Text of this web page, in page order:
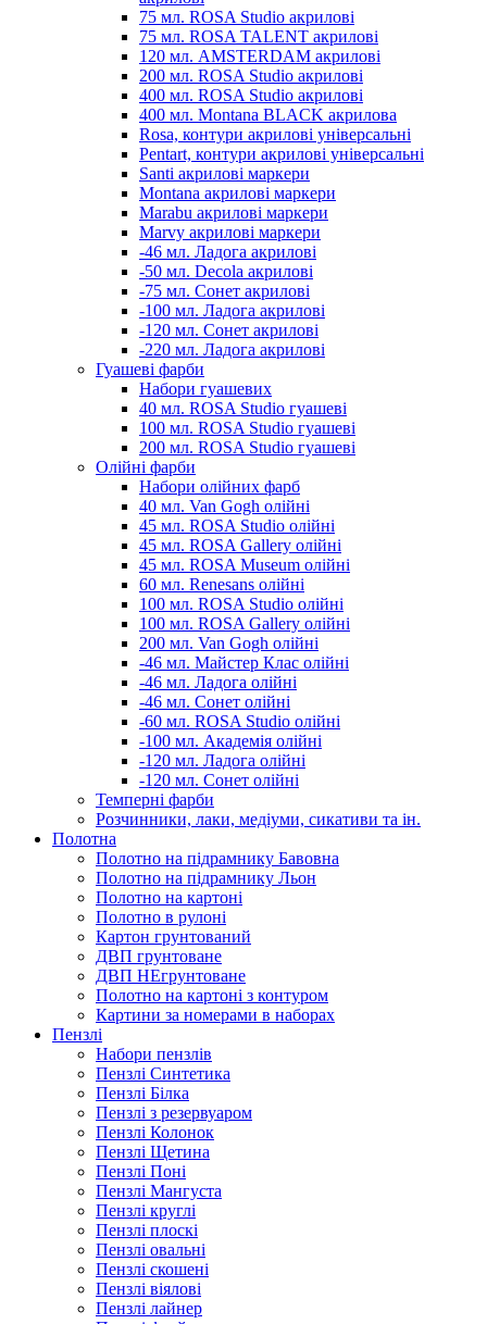
75 мл. ROSA Studio акрилові
75 мл. ROSA TALENT акрилові
120 мл. AMSTERDAM акрилові
200 мл. ROSA Studio акрилові
400 мл. ROSA Studio акрилові
400 мл. Montana BLACK акрилова
Rosa, контури акрилові універсальні
Pentart, контури акрилові універсальні
Santi акрилові маркери
Montana акрилові маркери
Marabu акрилові маркери
Marvy акрилові маркери
-46 мл. Ладога акрилові
-50 мл. Decola акрилові
-75 мл. Сонет акрилові
-100 мл. Ладога акрилові
-120 мл. Сонет акрилові
-220 мл. Ладога акрилові
Гуашеві фарби
Набори гуашевих
40 мл. ROSA Studio гуашеві
100 мл. ROSA Studio гуашеві
200 мл. ROSA Studio гуашеві
Олійні фарби
Набори олійних фарб
40 мл. Van Gogh олійні
45 мл. ROSA Studio олійні
45 мл. ROSA Gallery олійні
45 мл. ROSA Museum олійні
60 мл. Renesans олійні
100 мл. ROSA Studio олійні
100 мл. ROSA Gallery олійні
200 мл. Van Gogh олійні
-46 мл. Майстер Клас олійні
-46 мл. Ладога олійні
-46 мл. Сонет олійні
-60 мл. ROSA Studio олійні
-100 мл. Академія олійні
-120 мл. Ладога олійні
-120 мл. Сонет олійні
Темперні фарби
Розчинники, лаки, медіуми, сикативи та ін.
Полотна
Полотно на підрамнику Бавовна
Полотно на підрамнику Льон
Полотно на картоні
Полотно в рулоні
Картон грунтований
ДВП грунтоване
ДВП НЕгрунтоване
Полотно на картоні з контуром
Картини за номерами в наборах
Пензлі
Набори пензлів
Пензлі Синтетика
Пензлі Білка
Пензлі з резервуаром
Пензлі Колонок
Пензлі Щетина
Пензлі Поні
Пензлі Мангуста
Пензлі круглі
Пензлі плоскі
Пензлі овальні
Пензлі скошені
Пензлі віялові
Пензлі лайнер